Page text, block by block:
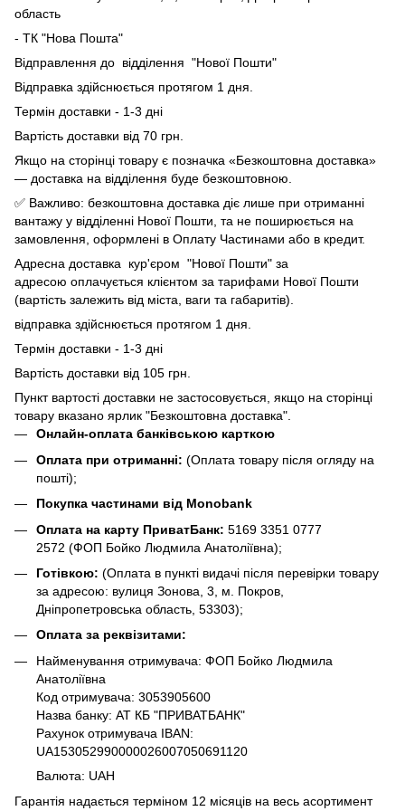
область
- ТК "Нова Пошта"
Відправлення до відділення "Нової Пошти"
Відправка здійснюється протягом 1 дня.
Термін доставки - 1-3 дні
Вартість доставки від 70 грн.
Якщо на сторінці товару є позначка «Безкоштовна доставка»
— доставка на відділення буде безкоштовною.
✅ Важливо: безкоштовна доставка діє лише при отриманні
вантажу у відділенні Нової Пошти, та не поширюється на
замовлення, оформлені в Оплату Частинами або в кредит.
Адресна доставка кур'єром "Нової Пошти" за
адресою оплачується клієнтом за тарифами Нової Пошти
(вартість залежить від міста, ваги та габаритів).
відправка здійснюється протягом 1 дня.
Термін доставки - 1-3 дні
Вартість доставки від 105 грн.
Пункт вартості доставки не застосовується, якщо на сторінці
товару вказано ярлик "Безкоштовна доставка".
Онлайн-оплата банківською карткою
Оплата при отриманні: (Оплата товару після огляду на
пошті);
Покупка частинами від Monobank
Оплата на карту ПриватБанк: 5169 3351 0777
2572 (ФОП Бойко Людмила Анатоліївна);
Готівкою: (Оплата в пункті видачі після перевірки товару
за адресою: вулиця Зонова, 3, м. Покров,
Дніпропетровська область, 53303);
Оплата за реквізитами:
Найменування отримувача: ФОП Бойко Людмила
Анатоліївна
Код отримувача: 3053905600
Назва банку: АТ КБ "ПРИВАТБАНК"
Рахунок отримувача IBAN:
UA153052990000026007050691120
Валюта: UAH
Гарантія надається терміном 12 місяців на весь асортимент